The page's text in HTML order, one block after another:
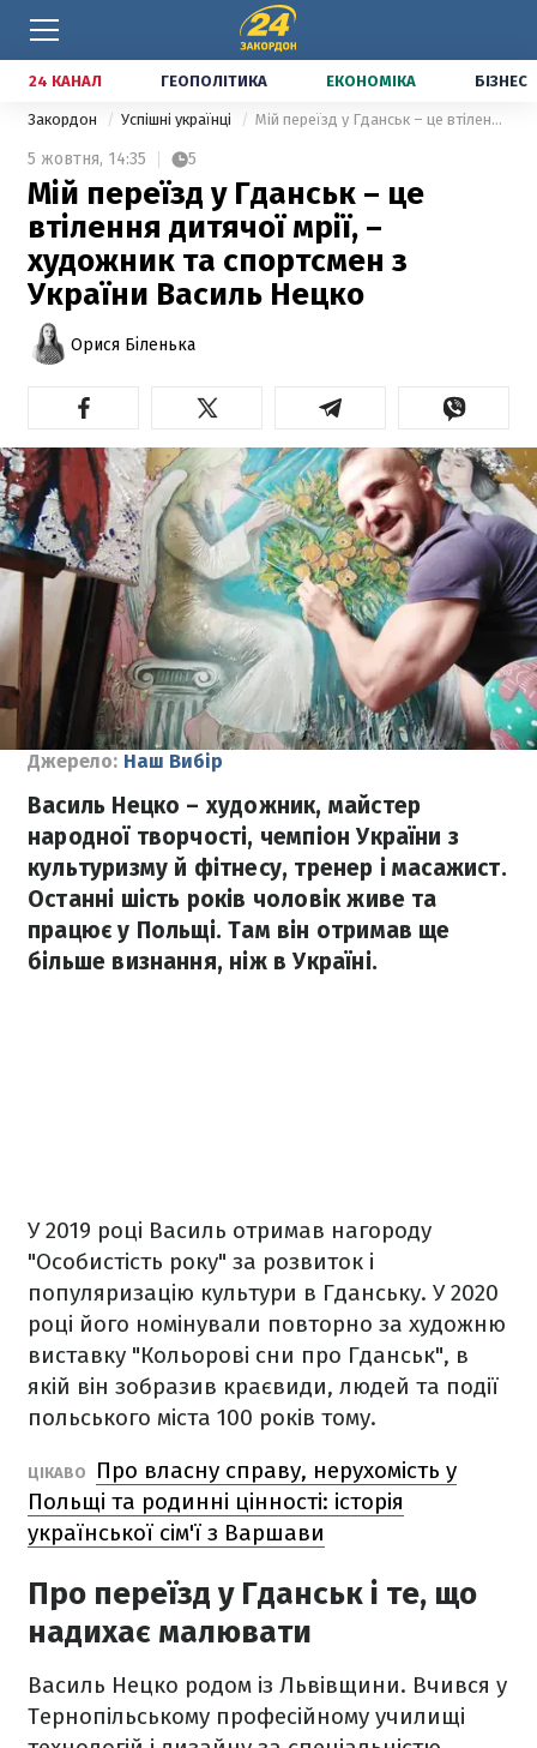
24 КАНАЛ ГЕОПОЛІТИКА ЕКОНОМІКА БІЗНЕС
Закордон Успішні українці Мій переїзд у Гданськ – це втілення дитячої мрії, – художник та спортсмен з України Василь Нецко
5 жовтня, 14:35 5
Мій переїзд у Гданськ – це
втілення дитячої мрії, –
художник та спортсмен з
України Василь Нецко
Орися Біленька
Джерело: Наш Вибір
Василь Нецко – художник, майстер
народної творчості, чемпіон України з
культуризму й фітнесу, тренер і масажист.
Останні шість років чоловік живе та
працює у Польщі. Там він отримав ще
більше визнання, ніж в Україні.
У 2019 році Василь отримав нагороду
"Особистість року" за розвиток і
популяризацію культури в Гданську. У 2020
році його номінували повторно за художню
виставку "Кольорові сни про Гданськ", в
якій він зобразив краєвиди, людей та події
польського міста 100 років тому.
ЦІКАВО
Про власну справу, нерухомість у
Польщі та родинні цінності: історія
української сім'ї з Варшави
Про переїзд у Гданськ і те, що
надихає малювати
Василь Нецко родом із Львівщини. Вчився у
Тернопільському професійному училищі